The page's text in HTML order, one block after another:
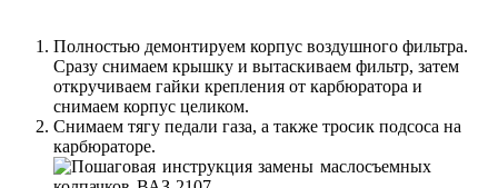
Полностью демонтируем корпус воздушного фильтра.
Сразу снимаем крышку и вытаскиваем фильтр, затем
откручиваем гайки крепления от карбюратора и
снимаем корпус целиком.
Снимаем тягу педали газа, а также тросик подсоса на
карбюраторе.